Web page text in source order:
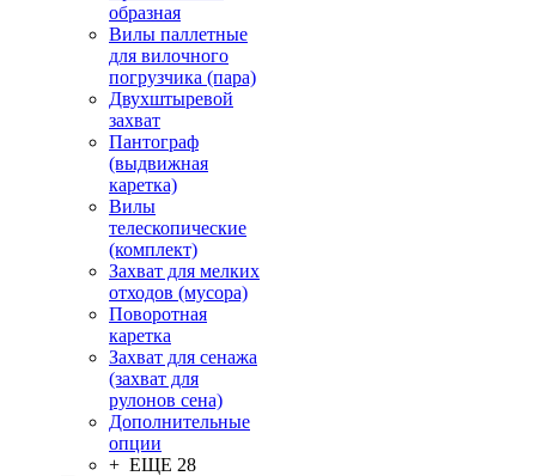
образная
Вилы паллетные
для вилочного
погрузчика (пара)
Двухштыревой
захват
Пантограф
(выдвижная
каретка)
Вилы
телескопические
(комплект)
Захват для мелких
отходов (мусора)
Поворотная
каретка
Захват для сенажа
(захват для
рулонов сена)
Дополнительные
опции
+ ЕЩЕ 28